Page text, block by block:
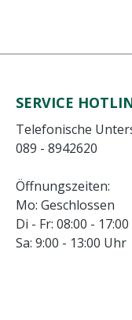
SERVICE
Telefonische
089 - 8942620
Öffnungszeiten:
Mo: Geschlossen
Di - Fr: 08:00 -
Sa: 9:00 - 13:00 Uhr